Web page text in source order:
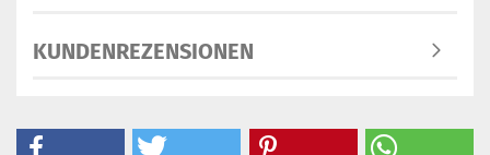
KUNDENREZENSIONEN